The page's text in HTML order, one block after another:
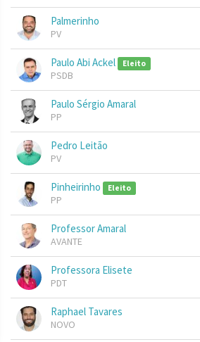
Palmerinho
PV
Paulo Abi Ackel Eleito
PSDB
Paulo Sérgio Amaral
PP
Pedro Leitão
PV
Pinheirinho Eleito
PP
Professor Amaral
AVANTE
Professora Elisete
PDT
Raphael Tavares
NOVO